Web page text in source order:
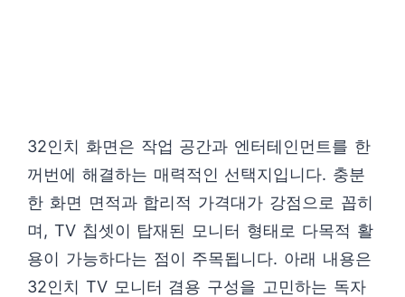
32인치 화면은 작업 공간과 엔터테인먼트를 한
꺼번에 해결하는 매력적인 선택지입니다. 충분
한 화면 면적과 합리적 가격대가 강점으로 꼽히
며, TV 칩셋이 탑재된 모니터 형태로 다목적 활
용이 가능하다는 점이 주목됩니다. 아래 내용은
32인치 TV 모니터 겸용 구성을 고민하는 독자